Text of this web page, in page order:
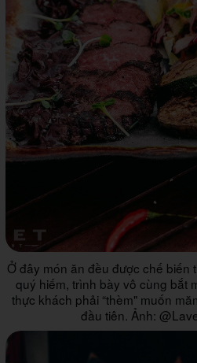
Ở đây món ăn đều được chế biến
quý hiếm, trình bày vô cùng bắt
thực khách phải “thèm" muốn
đầu tiên. Ảnh: